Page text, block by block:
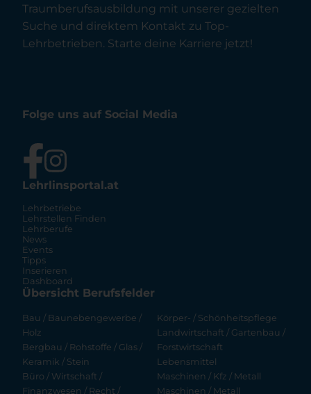
Traumberufsausbildung mit unserer gezielten
Suche und direktem Kontakt zu Top-
Lehrbetrieben. Starte deine Karriere jetzt!
Folge uns auf Social Media
Lehrlinsportal.at
Lehrbetriebe
Lehrstellen Finden
Lehrberufe
News
Events
Tipps
Inserieren
Dashboard
Übersicht Berufsfelder
Bau / Baunebengewerbe /
Holz
Bergbau / Rohstoffe / Glas /
Keramik / Stein
Büro / Wirtschaft /
Finanzwesen / Recht /
Körper- / Schönheitspflege
Landwirtschaft / Gartenbau /
Forstwirtschaft
Lebensmittel
Maschinen / Kfz / Metall
Maschinen / Metall